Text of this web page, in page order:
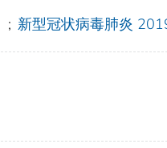
; 新型冠状病毒肺炎